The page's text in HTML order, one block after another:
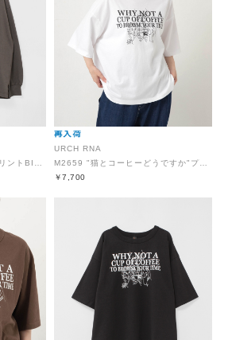
URCH RNA
￥7,700